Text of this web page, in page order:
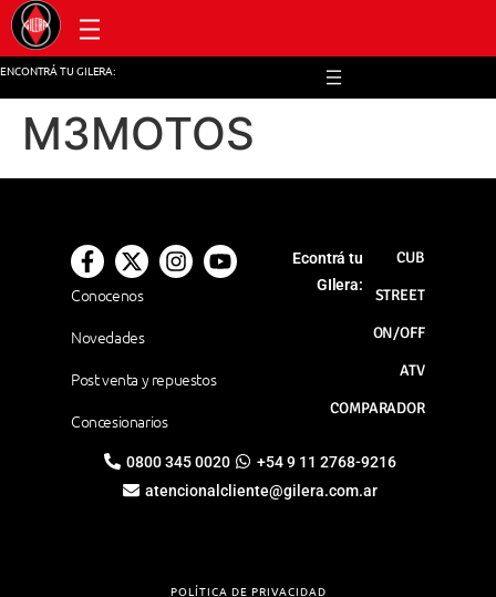
ENCONTRÁ TU GILERA:
M3MOTOS
Conocenos
Novedades
Post venta y repuestos
Concesionarios
Econtrá tu
GIlera:
CUB
STREET
ON/OFF
ATV
COMPARADOR
0800 345 0020
+54 9 11 2768-9216
atencionalcliente@gilera.com.ar
POLÍTICA DE PRIVACIDAD